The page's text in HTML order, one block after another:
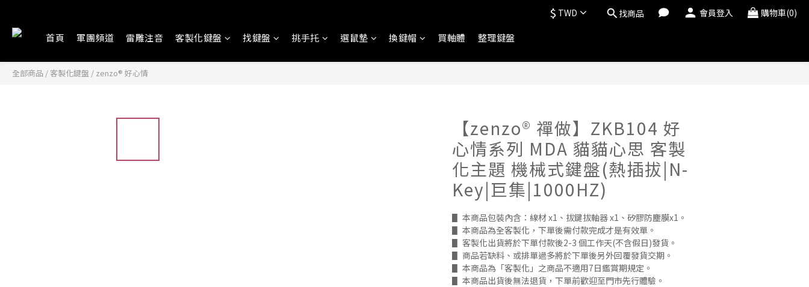
$ TWD 找商品 會員登入 購物車(0)
首頁 軍團頻道 雷雕注音 客製化鍵盤 找鍵盤 挑手托 選鼠墊 換鍵帽 買軸體 整理鍵盤
全部商品 / 客製化鍵盤 / zenzo® 好心情
【zenzo® 禪做】ZKB104 好
心情系列 MDA 貓貓心思 客製
化主題 機械式鍵盤(熱插拔|N-
Key|巨集|1000HZ)
▋ 本商品包裝內含：線材 x1、拔鍵拔軸器 x1、矽膠防塵膜x1。
▋ 本商品為全客製化，下單後需付款完成才是有效單。
▋ 客製化出貨將於下單付款後2-3 個工作天(不含假日)發貨。
▋ 商品若缺料、或排單過多將於下單後另外回覆發貨交期。
▋ 本商品為「客製化」之商品不適用7日鑑賞期規定。
▋ 本商品出貨後無法退貨，下單前歡迎至門市先行體驗。